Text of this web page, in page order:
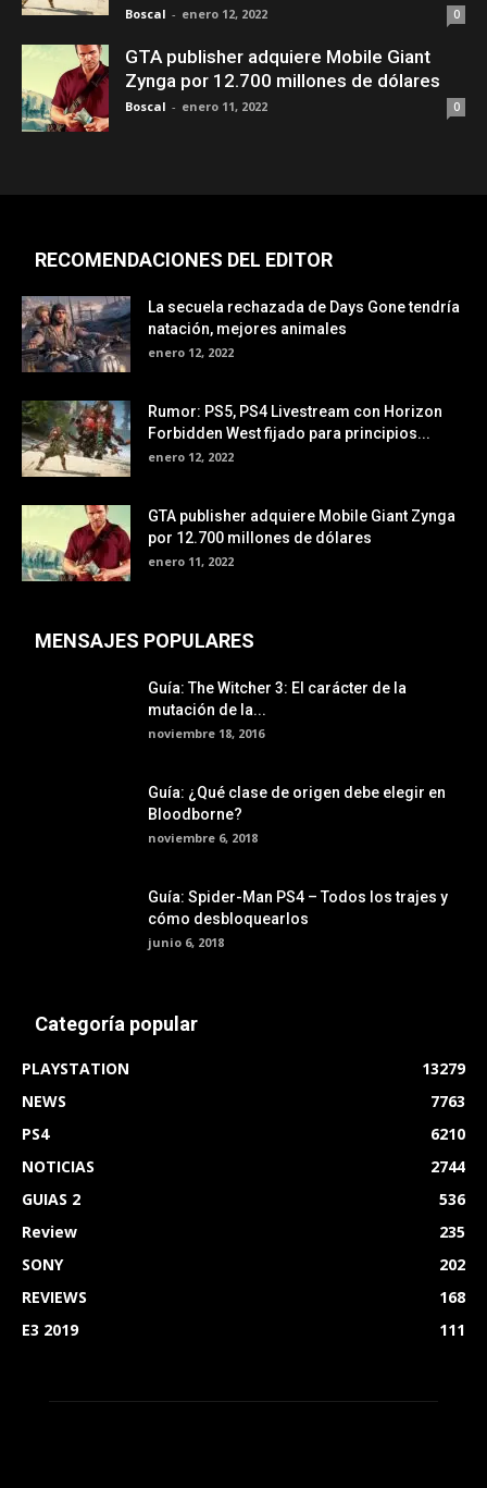
Boscal - enero 12, 2022 0
GTA publisher adquiere Mobile Giant
Zynga por 12.700 millones de dólares
Boscal - enero 11, 2022 0
RECOMENDACIONES DEL EDITOR
La secuela rechazada de Days Gone tendría
natación, mejores animales
enero 12, 2022
Rumor: PS5, PS4 Livestream con Horizon
Forbidden West fijado para principios...
enero 12, 2022
GTA publisher adquiere Mobile Giant Zynga
por 12.700 millones de dólares
enero 11, 2022
MENSAJES POPULARES
Guía: The Witcher 3: El carácter de la
mutación de la...
noviembre 18, 2016
Guía: ¿Qué clase de origen debe elegir en
Bloodborne?
noviembre 6, 2018
Guía: Spider-Man PS4 – Todos los trajes y
cómo desbloquearlos
junio 6, 2018
Categoría popular
PLAYSTATION
13279
NEWS
7763
PS4
6210
NOTICIAS
2744
GUIAS 2
536
Review
235
SONY
202
REVIEWS
168
E3 2019
111